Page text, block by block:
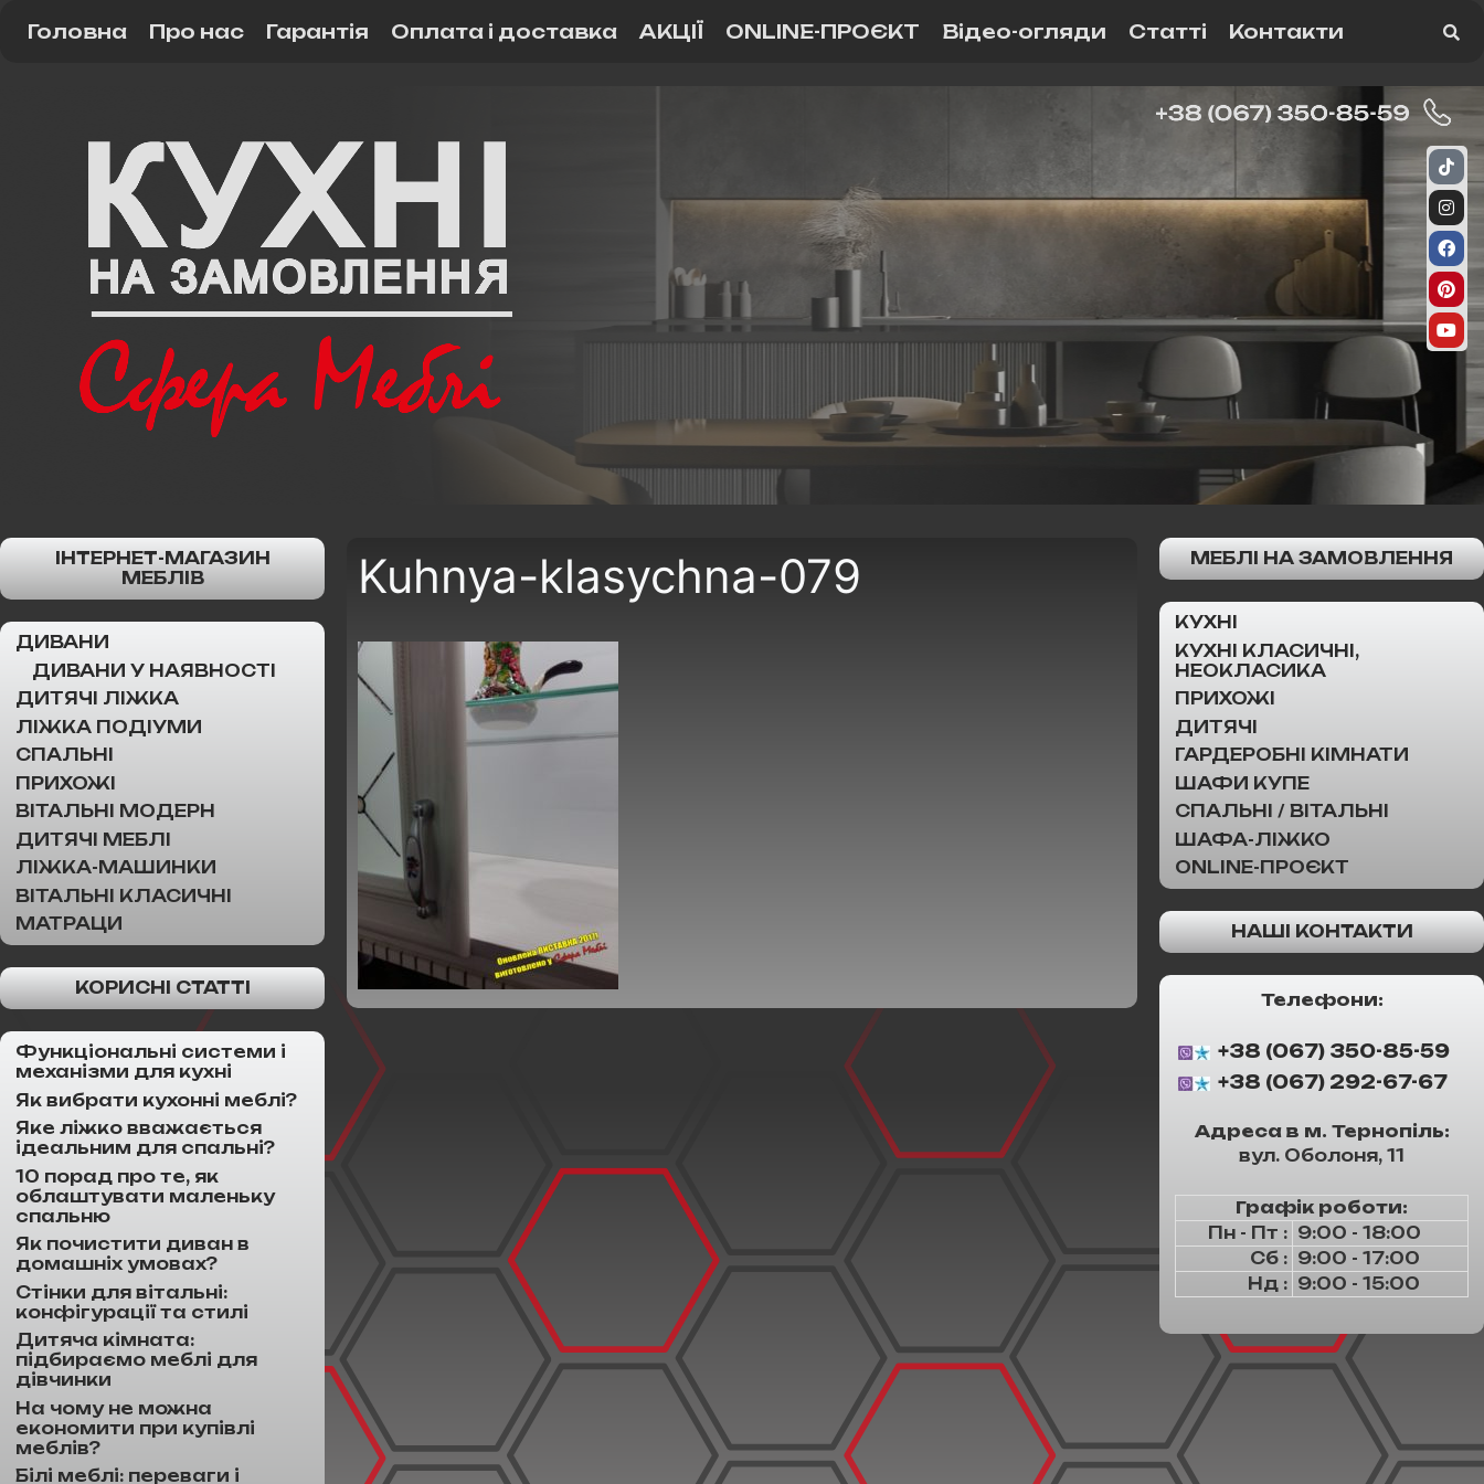
Головна Про нас Гарантія Оплата і доставка АКЦІЇ ONLINE-ПРОЄКТ Відео-огляди Статті Контакти
Kuhnya-klasychna-079
ІНТЕРНЕТ-МАГАЗИН
МЕБЛІВ
ДИВАНИ
ДИВАНИ У НАЯВНОСТІ
ДИТЯЧІ ЛІЖКА
ЛІЖКА ПОДІУМИ
СПАЛЬНІ
ПРИХОЖІ
ВІТАЛЬНІ МОДЕРН
ДИТЯЧІ МЕБЛІ
ЛІЖКА-МАШИНКИ
ВІТАЛЬНІ КЛАСИЧНІ
МАТРАЦИ
КОРИСНІ СТАТТІ
Функціональні системи і
механізми для кухні
Як вибрати кухонні меблі?
Яке ліжко вважається
ідеальним для спальні?
10 порад про те, як
облаштувати маленьку
спальню
Як почистити диван в
домашніх умовах?
Стінки для вітальні:
конфігурації та стилі
Дитяча кімната:
підбираємо меблі для
дівчинки
На чому не можна
економити при купівлі
меблів?
Білі меблі: переваги і
МЕБЛІ НА ЗАМОВЛЕННЯ
КУХНІ
КУХНІ КЛАСИЧНІ,
НЕОКЛАСИКА
ПРИХОЖІ
ДИТЯЧІ
ГАРДЕРОБНІ КІМНАТИ
ШАФИ КУПЕ
СПАЛЬНІ / ВІТАЛЬНІ
ШАФА-ЛІЖКО
ONLINE-ПРОЄКТ
НАШІ КОНТАКТИ
Телефони:
+38 (067) 350-85-59
+38 (067) 292-67-67
Адреса в м. Тернопіль:
вул. Оболоня, 11
Графік роботи:
Пн - Пт : 9:00 - 18:00
Сб : 9:00 - 17:00
Нд : 9:00 - 15:00